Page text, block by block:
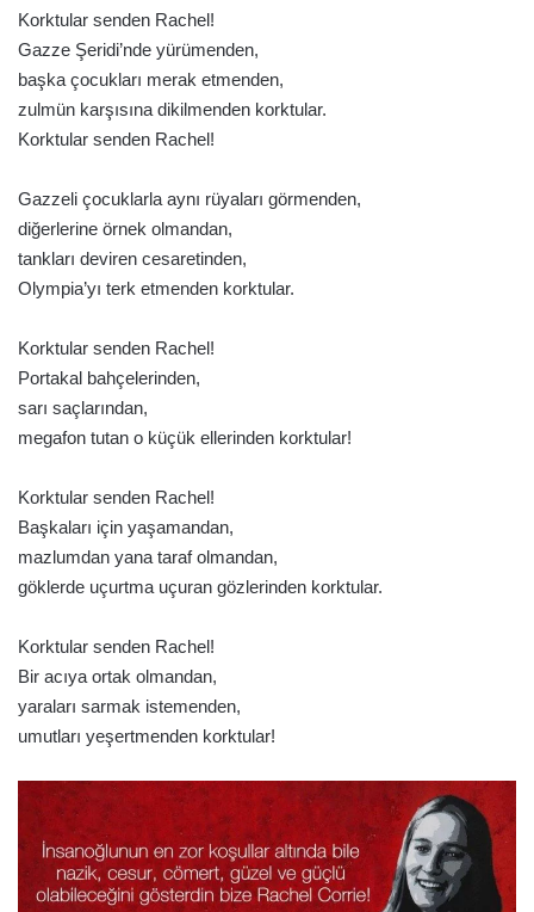
Korktular senden Rachel!
Gazze Şeridi’nde yürümenden,
başka çocukları merak etmenden,
zulmün karşısına dikilmenden korktular.
Korktular senden Rachel!
Gazzeli çocuklarla aynı rüyaları görmenden,
diğerlerine örnek olmandan,
tankları deviren cesaretinden,
Olympia’yı terk etmenden korktular.
Korktular senden Rachel!
Portakal bahçelerinden,
sarı saçlarından,
megafon tutan o küçük ellerinden korktular!
Korktular senden Rachel!
Başkaları için yaşamandan,
mazlumdan yana taraf olmandan,
göklerde uçurtma uçuran gözlerinden korktular.
Korktular senden Rachel!
Bir acıya ortak olmandan,
yaraları sarmak istemenden,
umutları yeşertmenden korktular!